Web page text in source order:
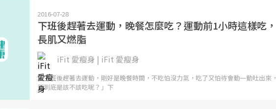
2016-07-28
下班後趕著去運動，晚餐怎麼吃？運動前1小時這樣吃，
長肌又燃脂
iFit 愛瘦身 | iFit 愛瘦身
「下班後趕著去運動，剛好是晚餐時間，不吃怕沒力氣，吃了又怕待會動一動吐出來，
那到底是該不該吃呢？」下